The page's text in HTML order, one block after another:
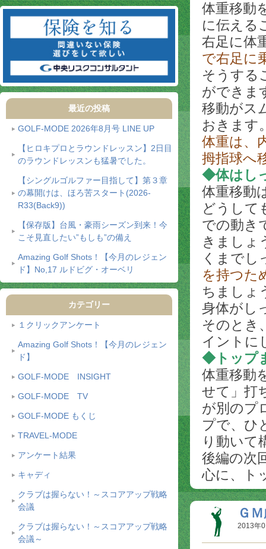
最近の投稿
GOLF-MODE 2026年8月号 LINE UP
【ヒロキプロとラウンドレッスン】2日目
のラウンドレッスンも猛暑でした。
【シングルゴルファー目指して】第３章
の幕開けは、ほろ苦スタート(2026-
R33(Back9))
【保存版】台風・豪雨シーズン到来！今
こそ見直したい”もしも”の備え
Amazing Golf Shots！【今月のレジェン
ド】No,17 ルドビグ・オーベリ
カテゴリー
１クリックアンケート
Amazing Golf Shots！【今月のレジェン
ド】
GOLF-MODE INSIGHT
GOLF-MODE TV
GOLF-MODE もくじ
TRAVEL-MODE
アンケート結果
キャディ
クラブは握らない！～スコアアップ戦略
会議
クラブは握らない！～スコアアップ戦略
会議～
体重移動
に伝える
右足に体
で右足に
そうする
ができま
移動がス
おきます
体重は、
拇指球へ
◆体はし
体重移動
どうして
での動き
きましょ
くまでし
を持つた
ちましょ
身体がし
そのとき
イントに
◆トップ
体重移動
せて」打
が別のプ
プで、ひ
り動いて
後編の次
心に、ト
Ｇ
2013年